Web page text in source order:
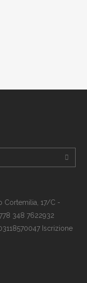
Cortemilia, 17/C -
348 7622932
Iscrizione